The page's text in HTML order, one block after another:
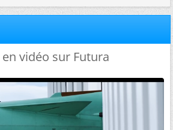
vidéo sur Futura